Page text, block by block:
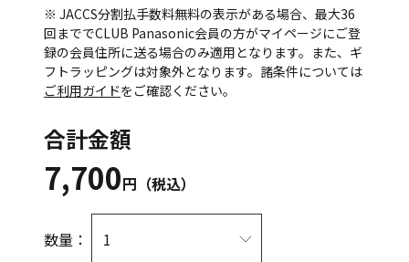
※ JACCS分割払手数料無料の表示がある場合、最大36
回まででCLUB Panasonic会員の方がマイページにご登
録の会員住所に送る場合のみ適用となります。また、ギ
フトラッピングは対象外となります。諸条件については
ご利用ガイドをご確認ください。
合計金額
7,700円（税込）
数量：